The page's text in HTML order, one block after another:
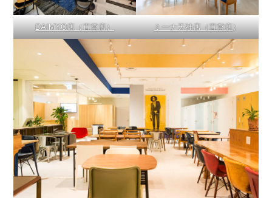
DAIMYO店（直営店） ミーナ天神店（直営店）